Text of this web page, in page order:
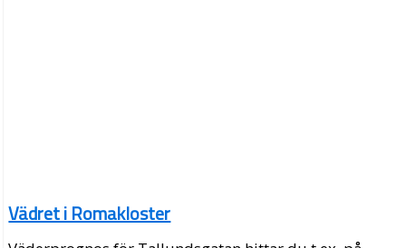
Vädret i Romakloster